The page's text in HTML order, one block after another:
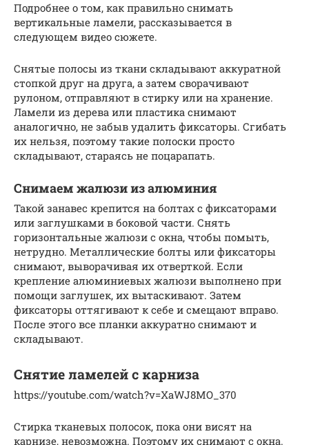
Подробнее о том, как правильно снимать
вертикальные ламели, рассказывается в
следующем видео сюжете.
Снятые полосы из ткани складывают аккуратной
стопкой друг на друга, а затем сворачивают
рулоном, отправляют в стирку или на хранение.
Ламели из дерева или пластика снимают
аналогично, не забыв удалить фиксаторы. Сгибать
их нельзя, поэтому такие полоски просто
складывают, стараясь не поцарапать.
Снимаем жалюзи из алюминия
Такой занавес крепится на болтах с фиксаторами
или заглушками в боковой части. Снять
горизонтальные жалюзи с окна, чтобы помыть,
нетрудно. Металлические болты или фиксаторы
снимают, выворачивая их отверткой. Если
крепление алюминиевых жалюзи выполнено при
помощи заглушек, их вытаскивают. Затем
фиксаторы оттягивают к себе и смещают вправо.
После этого все планки аккуратно снимают и
складывают.
Снятие ламелей с карниза
https://youtube.com/watch?v=XaWJ8MO_370
Стирка тканевых полосок, пока они висят на
карнизе, невозможна. Поэтому их снимают с окна.